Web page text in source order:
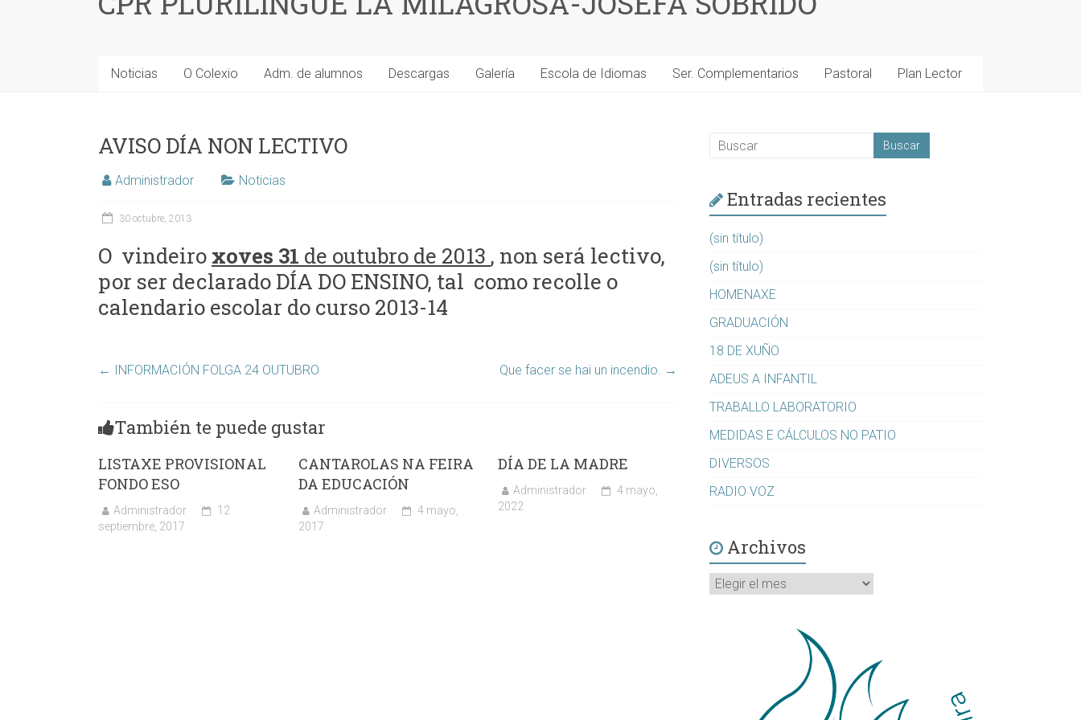
Noticias O Colexio Adm. de alumnos Descargas Galería Escola de Idiomas Ser. Complementarios Pastoral Plan Lector
AVISO DÍA NON LECTIVO
Administrador Noticias
30 octubre, 2013
O vindeiro xoves 31 de outubro de 2013 , non será lectivo,
por ser declarado DÍA DO ENSINO, tal como recolle o
calendario escolar do curso 2013-14
← INFORMACIÓN FOLGA 24 OUTUBRO Que facer se hai un incendio. →
También te puede gustar
LISTAXE PROVISIONAL
FONDO ESO
Administrador
12
septiembre, 2017
CANTAROLAS NA FEIRA
DA EDUCACIÓN
Administrador
4 mayo,
2017
DÍA DE LA MADRE
Administrador
4 mayo,
2022
Entradas recientes
(sin título)
(sin título)
HOMENAXE
GRADUACIÓN
18 DE XUÑO
ADEUS A INFANTIL
TRABALLO LABORATORIO
MEDIDAS E CÁLCULOS NO PATIO
DIVERSOS
RADIO VOZ
Archivos
Archivos